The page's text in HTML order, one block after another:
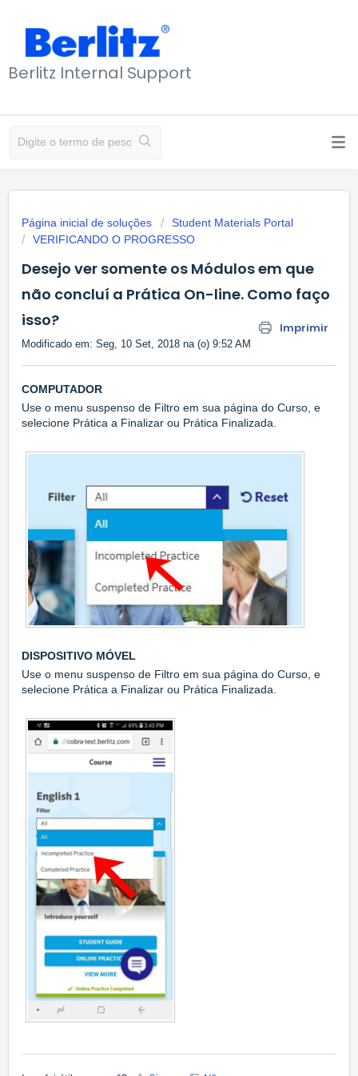
Berlitz Internal Support
Página inicial de soluções
Student Materials Portal
VERIFICANDO O PROGRESSO
Desejo ver somente os Módulos em que
não concluí a Prática On-line. Como faço
isso?
Imprimir
Modificado em: Seg, 10 Set, 2018 na (o) 9:52 AM
COMPUTADOR
Use o menu suspenso de Filtro em sua página do Curso, e
selecione Prática a Finalizar ou Prática Finalizada.
DISPOSITIVO MÓVEL
Use o menu suspenso de Filtro em sua página do Curso, e
selecione Prática a Finalizar ou Prática Finalizada.